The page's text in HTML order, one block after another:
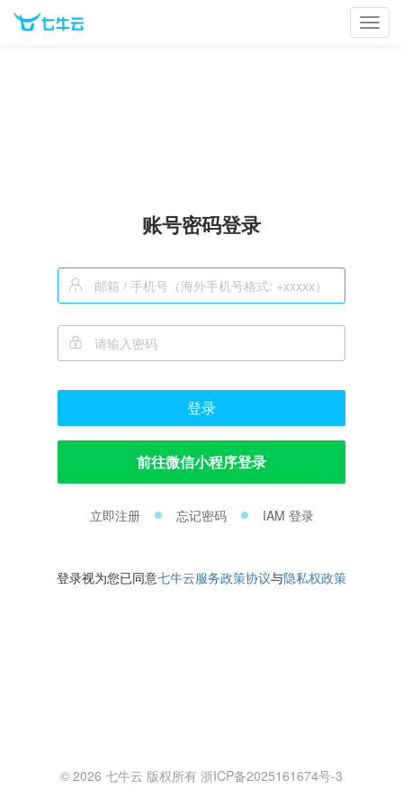
账号密码登录
登录
前往微信小程序登录
立即注册 忘记密码 IAM 登录
登录视为您已同意七牛云服务政策协议与隐私权政策
© 2026 七牛云 版权所有 浙ICP备2025161674号-3